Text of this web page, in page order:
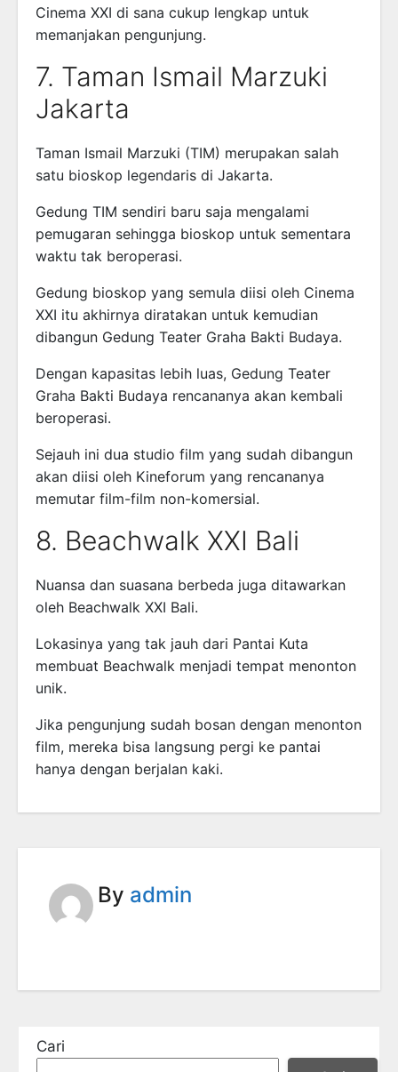
Cinema XXI di sana cukup lengkap untuk
memanjakan pengunjung.
7. Taman Ismail Marzuki
Jakarta
Taman Ismail Marzuki (TIM) merupakan salah
satu bioskop legendaris di Jakarta.
Gedung TIM sendiri baru saja mengalami
pemugaran sehingga bioskop untuk sementara
waktu tak beroperasi.
Gedung bioskop yang semula diisi oleh Cinema
XXI itu akhirnya diratakan untuk kemudian
dibangun Gedung Teater Graha Bakti Budaya.
Dengan kapasitas lebih luas, Gedung Teater
Graha Bakti Budaya rencananya akan kembali
beroperasi.
Sejauh ini dua studio film yang sudah dibangun
akan diisi oleh Kineforum yang rencananya
memutar film-film non-komersial.
8. Beachwalk XXI Bali
Nuansa dan suasana berbeda juga ditawarkan
oleh Beachwalk XXI Bali.
Lokasinya yang tak jauh dari Pantai Kuta
membuat Beachwalk menjadi tempat menonton
unik.
Jika pengunjung sudah bosan dengan menonton
film, mereka bisa langsung pergi ke pantai
hanya dengan berjalan kaki.
By admin
Cari